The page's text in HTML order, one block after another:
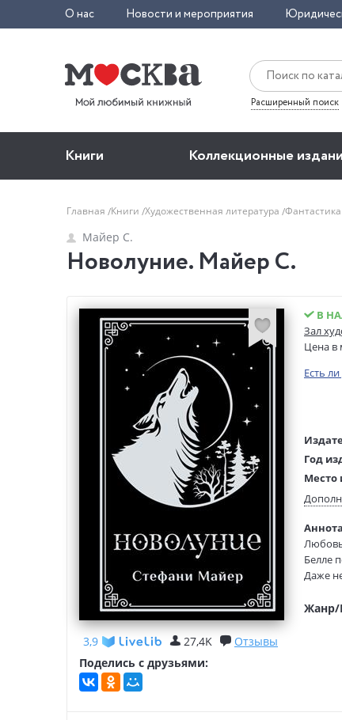
О нас Новости и мероприятия
Расширенный поиск
Книги Коллекционные
Главная Книги Художественная литература Фантастика
Майер С.
Новолуние. Майер С.
3,9 27,4K
Отзывы
Поделись с друзьями:
В
Зал
Цена в
Есть
Год
Место
Язык
Тип
Белле
Даже
Жанр/